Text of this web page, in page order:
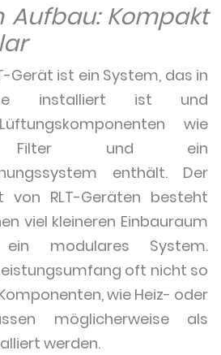
Aufbau: Kompakt
Gerät ist ein System, das in
installiert ist und
wie
Filter und ein
enthält. Der
von RLT-Geräten besteht
viel kleineren Einbauraum
modulares System.
oft nicht so
wie Heiz- oder
möglicherweise als
werden.